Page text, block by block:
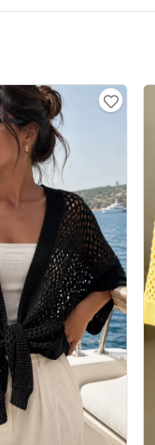
Gülseli Ajurlu Ön Bağlamalı Triko Hırka Siyah